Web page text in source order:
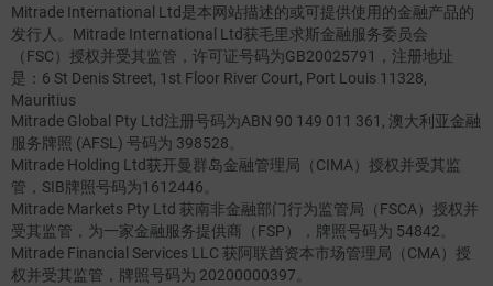
Mitrade International Ltd是本网站描述的或可提供使用的金融产品的
发行人。Mitrade International Ltd获毛里求斯金融服务委员会
（FSC）授权并受其监管，许可证号码为GB20025791，注册地址
是：6 St Denis Street, 1st Floor River Court, Port Louis 11328,
Mauritius
Mitrade Global Pty Ltd注册号码为ABN 90 149 011 361, 澳大利亚金融
服务牌照 (AFSL) 号码为 398528。
Mitrade Holding Ltd获开曼群岛金融管理局（CIMA）授权并受其监
管，SIB牌照号码为1612446。
Mitrade Markets Pty Ltd 获南非金融部门行为监管局（FSCA）授权并
受其监管，为一家金融服务提供商（FSP），牌照号码为 54842。
Mitrade Financial Services LLC 获阿联酋资本市场管理局（CMA）授
权并受其监管，牌照号码为 20200000397。